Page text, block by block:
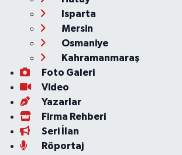
Isparta
Mersin
Osmaniye
Kahramanmaraş
Foto Galeri
Video
Yazarlar
Firma Rehberi
Seri İlan
Röportaj